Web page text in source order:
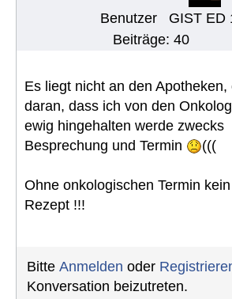
Benutzer
GIST ED
Beiträge: 40
Es liegt nicht an den Apotheken,
daran, dass ich von den
ewig hingehalten werde zwecks
Besprechung und Termin
(((
Ohne onkologischen Termin kein
Rezept !!!
Bitte Anmelden oder
Konversation beizutreten.